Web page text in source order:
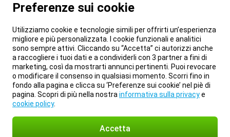
Preferenze sui cookie
Utilizziamo cookie e tecnologie simili per offrirti un’esperienza
migliore e più personalizzata. I cookie funzionali e analitici
sono sempre attivi. Cliccando su “Accetta” ci autorizzi anche
a raccogliere i tuoi dati e a condividerli con 3 partner a fini di
marketing, così da mostrarti annunci pertinenti. Puoi revocare
o modificare il consenso in qualsiasi momento. Scorri fino in
fondo alla pagina e clicca su ‘Preferenze sui cookie’ nel piè di
pagina. Scopri di più nella nostra informativa sulla privacye
cookie policy.
Accetta